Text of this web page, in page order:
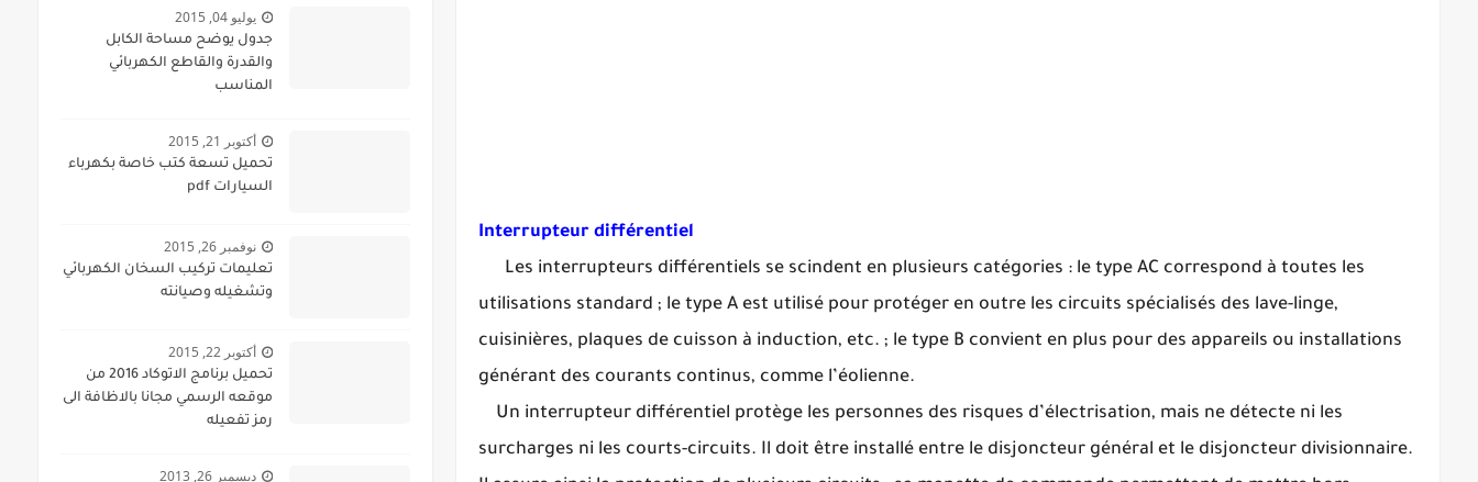
Interrupteur différentiel
Les interrupteurs différentiels se scindent en plusieurs catégories : le type AC correspond à toutes les
utilisations standard ; le type A est utilisé pour protéger en outre les circuits spécialisés des lave-linge,
cuisinières, plaques de cuisson à induction, etc. ; le type B convient en plus pour des appareils ou installations
générant des courants continus, comme l’éolienne.
Un interrupteur différentiel protège les personnes des risques d’électrisation, mais ne détecte ni les
surcharges ni les courts-circuits. Il doit être installé entre le disjoncteur général et le disjoncteur divisionnaire.
يوليو 04, 2015
جدول يوضح مساحة الكابل
والقدرة والقاطع الكهربائي
المناسب
أكتوبر 21, 2015
تحميل تسعة كتب خاصة بكهرباء
السيارات pdf
نوفمبر 26, 2015
تعليمات تركيب السخان الكهربائي
وتشغيله وصيانته
أكتوبر 22, 2015
تحميل برنامج الاتوكاد 2016 من
موقعه الرسمي مجانا بالاظافة الى
رمز تفعيله
ديسمبر 26, 2013